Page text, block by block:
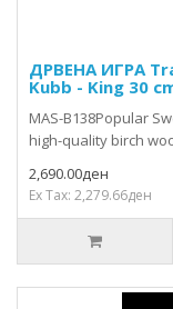
ДРВЕНА ИГРА
Kubb - King 30
MAS-B138Popular
high-quality birch
2,690.00ден
Ex Tax: 2,279.66ден